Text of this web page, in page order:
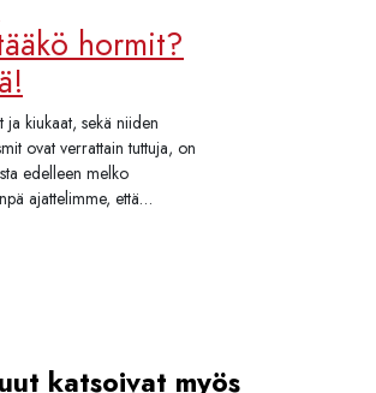
hormit?
ja kiukaat, sekä niiden
ovat verrattain tuttuja, on
edelleen melko
ajattelimme, että…
katsoivat myös